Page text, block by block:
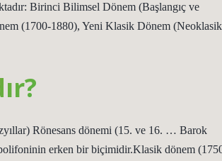
Birinci Bilimsel Dönem (Başlangıç ​​ve
(1700-1880), Yeni Klasik Dönem (Neoklasik
Rönesans dönemi (15. ve 16. … Barok
erken bir biçimidir.Klasik dönem